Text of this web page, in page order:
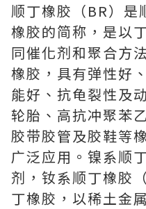
顺丁橡胶（BR）
橡胶的简称，是以
同催化剂和聚合方
橡胶，具有弹性好
能好、抗龟裂性及
轮胎、高抗冲聚苯
胶带胶管及胶鞋等
广泛应用。镍系顺
剂，钕系顺丁橡胶
丁橡胶，以稀土金